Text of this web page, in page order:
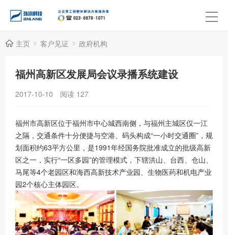
主页 客户见证 政府机构
福州高新区发展局会议录播系统建设
2017-10-10 阅读 127
福州市高新区位于福州市中心城西南侧，与福州主城区仅一江
之隔，交通条件十分便捷与空港、码头构成“一小时交通圈”，规
划面积约63平方公里，是1991年经国务院批准成立的批级高新
区之一，实行“一区多园”的管理模式，下辖洪山、台西、仓山、
马尾等4个老园区和海西高新技术产业园、生物医药和机电产业
园2个核心主体园区。